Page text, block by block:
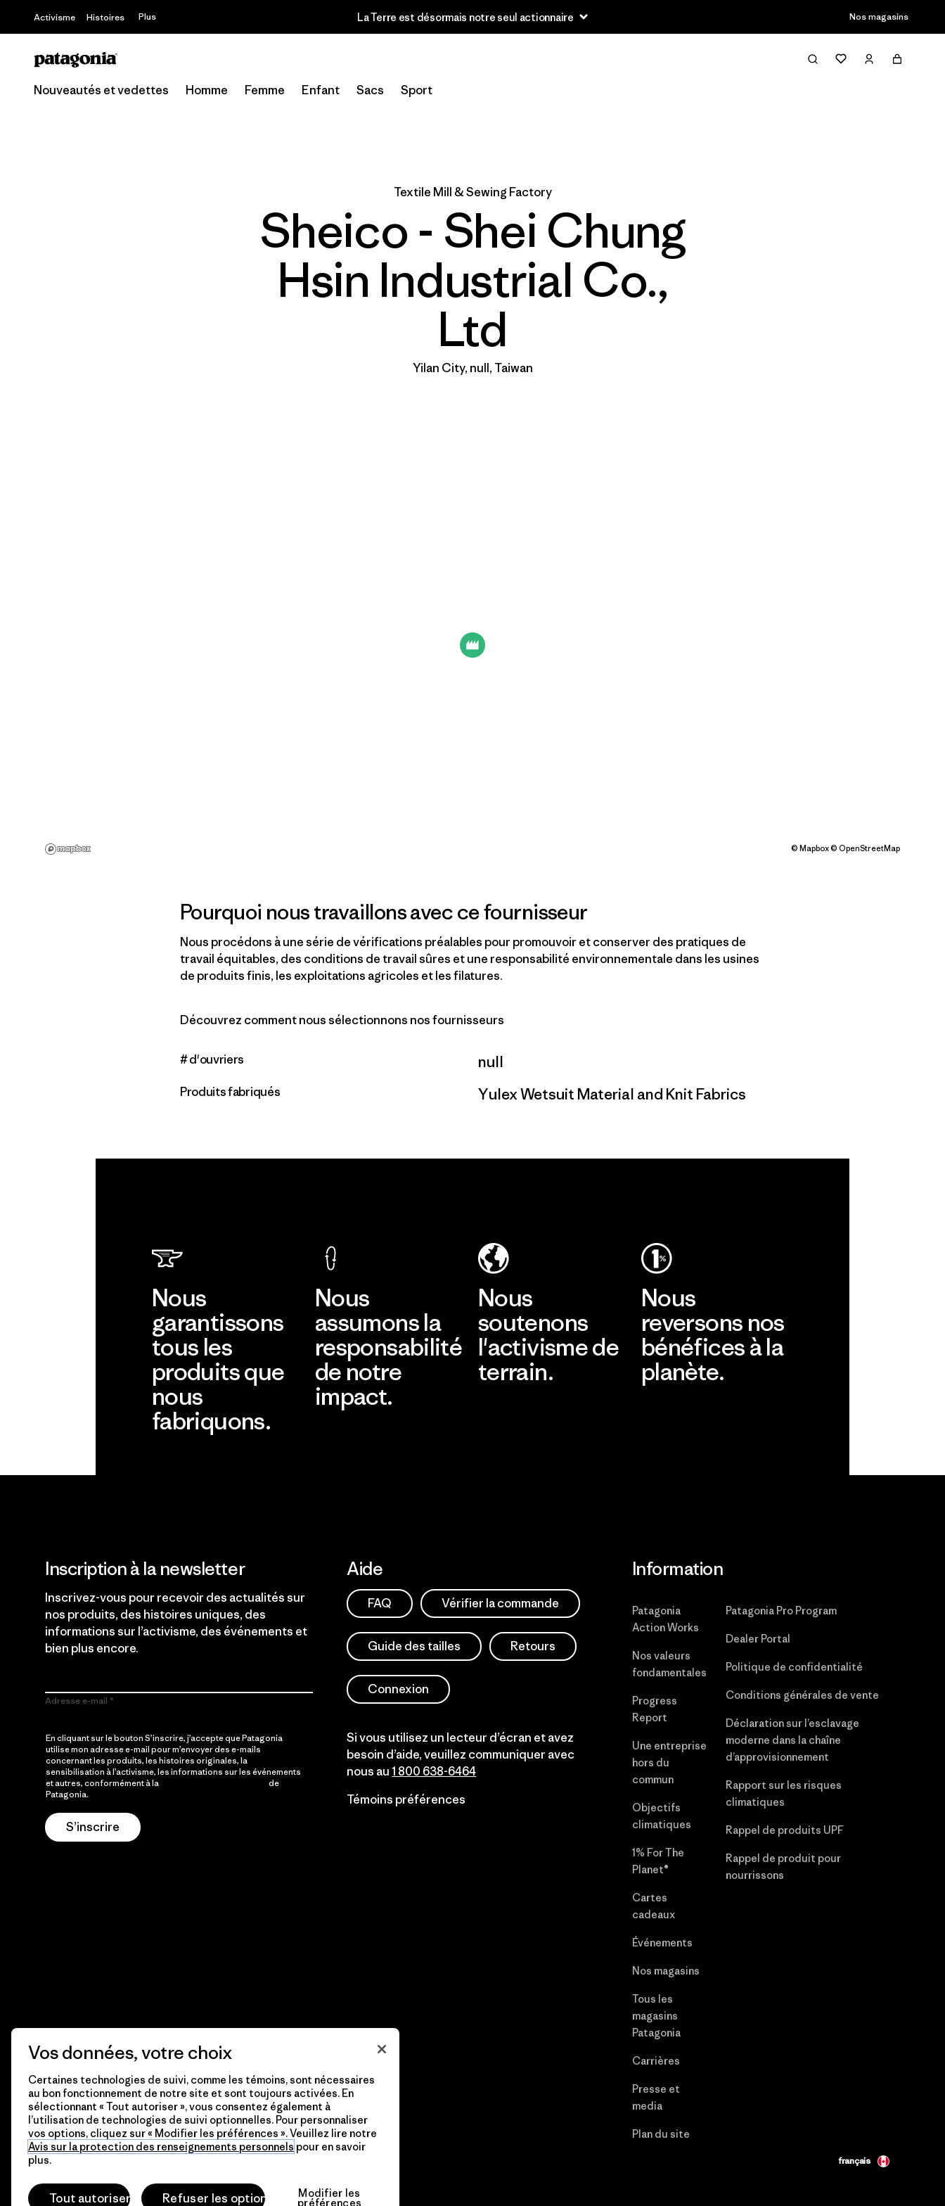
Activisme Histoires Plus La Terre est désormais notre seul actionnaire Nos magasins
Nouveautés et vedettes Homme Femme Enfant Sacs Sport
Textile Mill & Sewing Factory
Sheico - Shei Chung
Hsin Industrial Co.,
Ltd
Yilan City, null, Taiwan
© Mapbox© OpenStreetMap
Pourquoi nous travaillons avec ce fournisseur
Nous procédons à une série de vérifications préalables pour promouvoir et conserver des pratiques de
travail équitables, des conditions de travail sûres et une responsabilité environnementale dans les usines
de produits finis, les exploitations agricoles et les filatures.
Découvrez comment nous sélectionnons nos fournisseurs
# d'ouvriers null
Produits fabriqués Yulex Wetsuit Material and Knit Fabrics
Nous
garantissons
tous les
produits que
nous
fabriquons.
Nous
assumons la
responsabilité
de notre
impact.
Nous
soutenons
l'activisme de
terrain.
Nous
reversons nos
bénéfices à la
planète.
Inscription à la newsletter
Inscrivez-vous pour recevoir des actualités sur
nos produits, des histoires uniques, des
informations sur l’activisme, des événements et
bien plus encore.
Adresse e-mail
En cliquant sur le bouton S’inscrire, j’accepte que Patagonia
utilise mon adresse e-mail pour m’envoyer des e-mails
concernant les produits, les histoires originales, la
sensibilisation à l’activisme, les informations sur les événements
et autres, conformément à la
de
Patagonia.
S’inscrire
Aide
FAQ Vérifier la commande
Guide des tailles Retours
Connexion
Si vous utilisez un lecteur d’écran et avez
besoin d’aide, veuillez communiquer avec
nous au1 800 638-6464
Témoins préférences
Information
Patagonia
Action Works
Nos valeurs
fondamentales
Progress
Report
Une entreprise
hors du
commun
Objectifs
climatiques
1% For The
Planet®
Cartes
cadeaux
Événements
Nos magasins
Tous les
magasins
Patagonia
Carrières
Presse et
media
Plan du site
Patagonia Pro Program
Dealer Portal
Politique de confidentialité
Conditions générales de vente
Déclaration sur l’esclavage
moderne dans la chaîne
d’approvisionnement
Rapport sur les risques
climatiques
Rappel de produits UPF
Rappel de produit pour
nourrissons
© 2026 Patagonia, Inc. All Rights Reserved. français
Vos données, votre choix
Certaines technologies de suivi, comme les témoins, sont nécessaires
au bon fonctionnement de notre site et sont toujours activées. En
sélectionnant « Tout autoriser », vous consentez également à
l’utilisation de technologies de suivi optionnelles. Pour personnaliser
vos options, cliquez sur « Modifier les préférences ». Veuillez lire notre
Avis sur la protection des renseignements personnels pour en savoir
plus.
Tout autoriser Refuser les options Modifier les
préférences